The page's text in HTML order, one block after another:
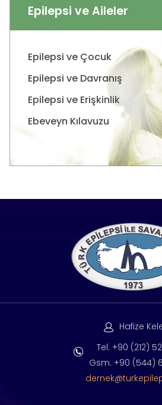
Epilepsi ve Aileler
Epilepsi ve Çocuk
Epilepsi ve Davranış
Epilepsi ve Erişkinlik
Ebeveyn Kılavuzu
Hafize
Tel: +90 (212)
Gsm: +90 (544)